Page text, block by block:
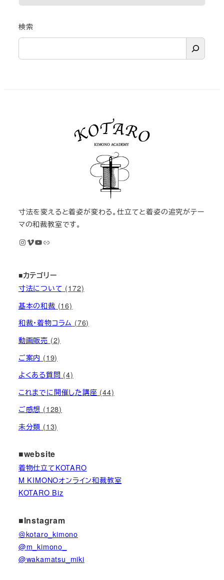
検索
寸法を変えると着姿が変わる。仕立てと着姿の追究がテー
マの和裁教室です。
InstagramVimeo YouTube M KIMONOオンライン和裁教室
■カテゴリー
寸法について (172)
基本の和裁 (16)
和裁・着物コラム (76)
動画販売 (2)
ご案内 (19)
よくある質問 (4)
これまでに開催した講座 (44)
ご感想 (128)
未分類 (13)
■website
着物仕立てKOTARO
M KIMONOオンライン和裁教室
KOTARO Biz
■Instagram
＠kotaro_kimono
@m_kimono_
@wakamatsu_miki